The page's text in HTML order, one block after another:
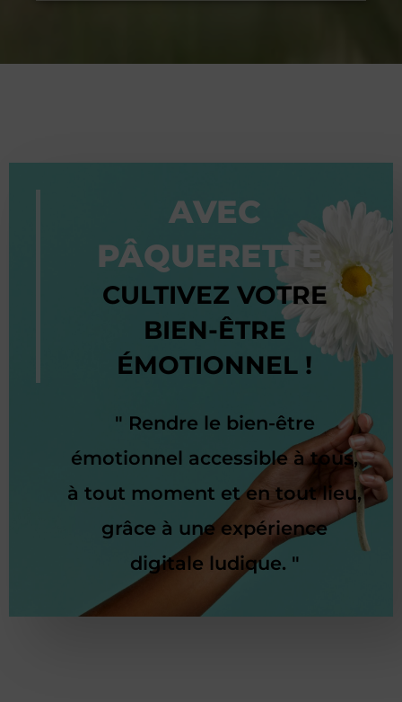
AVEC
PÂQUERETTE,
CULTIVEZ VOTRE
BIEN-ÊTRE
ÉMOTIONNEL !
" Rendre le bien-être
émotionnel accessible à tous,
à tout moment et en tout lieu,
grâce à une expérience
digitale ludique. "